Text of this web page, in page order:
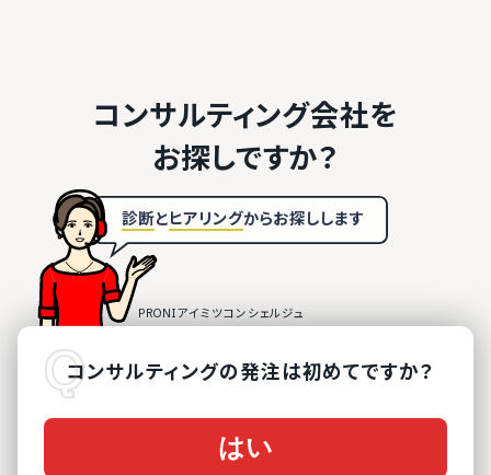
コンサルティング会社を
お探しですか？
コンサルティングの発注は初めてですか？
はい
診断とヒアリングからお探しします